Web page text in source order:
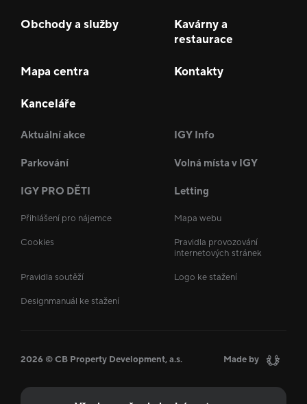
Obchody a služby
Kavárny a
restaurace
Mapa centra Kontakty
Kanceláře
Aktuální akce IGY Info
Parkování Volná místa v IGY
IGY PRO DĚTI Letting
Přihlášení pro nájemce Mapa webu
Cookies
Pravidla provozování
internetových stránek
Pravidla soutěží Logo ke stažení
Designmanuál ke stažení
2026 © CB Property Development, a.s. Made by